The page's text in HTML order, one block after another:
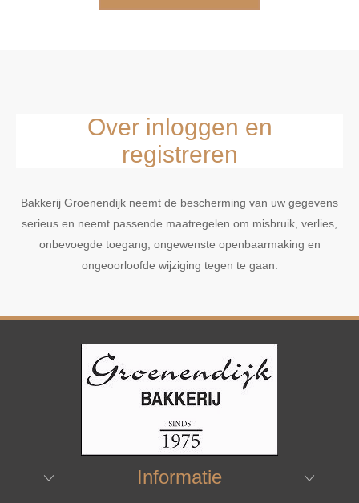
Over inloggen en
registreren
Bakkerij Groenendijk neemt de bescherming van uw gegevens
serieus en neemt passende maatregelen om misbruik, verlies,
onbevoegde toegang, ongewenste openbaarmaking en
ongeoorloofde wijziging tegen te gaan.
Informatie